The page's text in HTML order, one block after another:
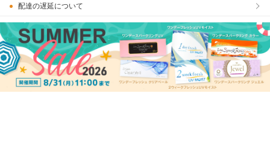
配達の遅延について